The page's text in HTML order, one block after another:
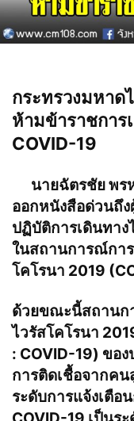
กระทรวงมหาด
ห้ามข้าราชการ
COVID-19
นายฉัตรชัย พรห
ออกหนังสือด่วนถึง
ปฏิบัติการเดินทาง
ในสถานการณ์กา
โคโรนา 2019
ด้วยขณะนี้สถานก
ไวรัสโคโรนา
: COVID-19) ของ
การติดเชื้อจากค
ระดับการแจ้งเตือ